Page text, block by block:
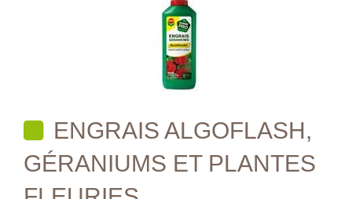
ENGRAIS ALGOFLASH,
GÉRANIUMS ET PLANTES